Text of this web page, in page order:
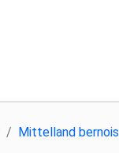
Mittelland bernois